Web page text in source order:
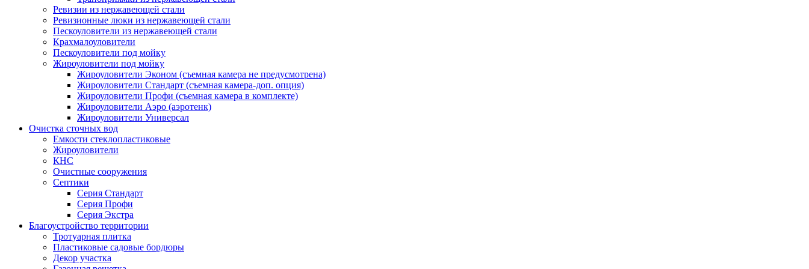
Ревизии из нержавеющей стали
Ревизионные люки из нержавеющей стали
Пескоуловители из нержавеющей стали
Крахмалоуловители
Пескоуловители под мойку
Жироуловители под мойку
Жироуловители Эконом (съемная камера не предусмотрена)
Жироуловители Стандарт (съемная камера-доп. опция)
Жироуловители Профи (съемная камера в комплекте)
Жироуловители Аэро (аэротенк)
Жироуловители Универсал
Очистка сточных вод
Емкости стеклопластиковые
Жироуловители
КНС
Очистные сооружения
Септики
Серия Стандарт
Серия Профи
Серия Экстра
Благоустройство территории
Тротуарная плитка
Пластиковые садовые бордюры
Декор участка